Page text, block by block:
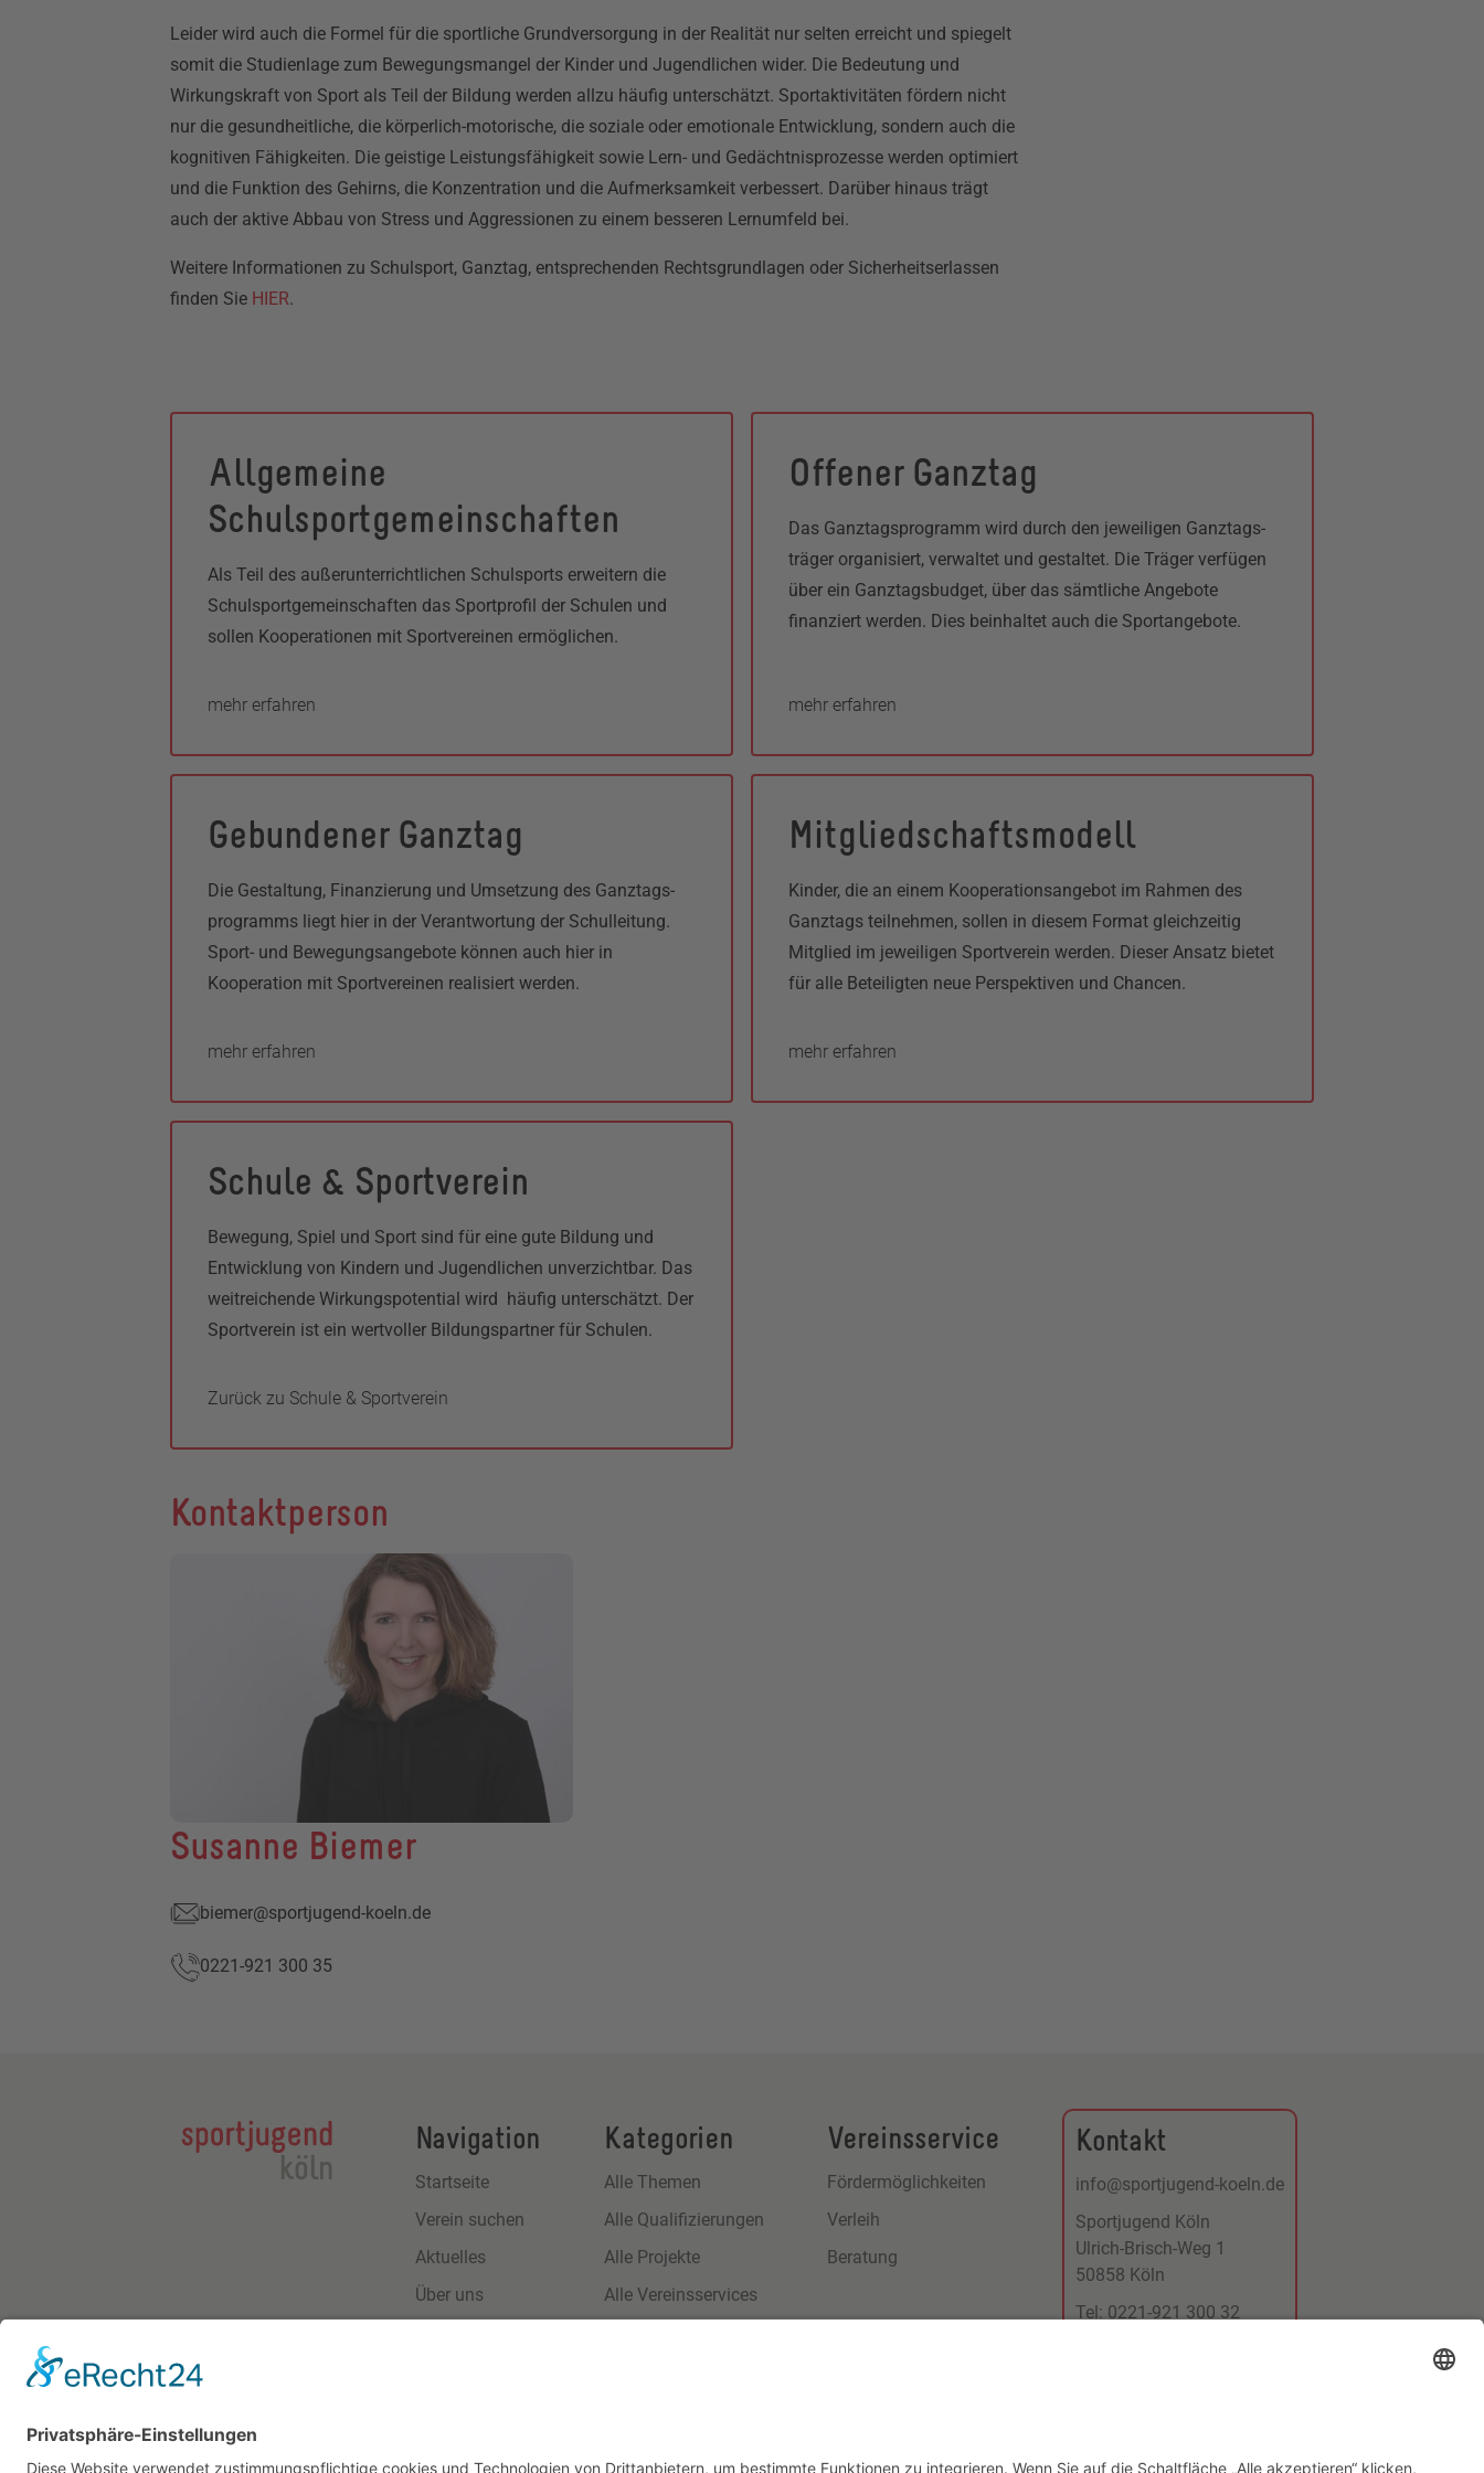
Leider wird auch die Formel für die sportliche Grundversorgung in der Realität nur selten erreicht und spiegelt
somit die Studienlage zum Bewegungsmangel der Kinder und Jugendlichen wider. Die Bedeutung und
Wirkungskraft von Sport als Teil der Bildung werden allzu häufig unterschätzt. Sportaktivitäten fördern nicht
nur die gesundheitliche, die körperlich-motorische, die soziale oder emotionale Entwicklung, sondern auch die
kognitiven Fähigkeiten. Die geistige Leistungsfähigkeit sowie Lern- und Gedächtnisprozesse werden optimiert
und die Funktion des Gehirns, die Konzentration und die Aufmerksamkeit verbessert. Darüber hinaus trägt
auch der aktive Abbau von Stress und Aggressionen zu einem besseren Lernumfeld bei.
Weitere Informationen zu Schulsport, Ganztag, entsprechenden Rechtsgrundlagen oder Sicherheitserlassen
finden Sie HIER.
Allgemeine
Schulsportgemeinschaften
Als Teil des außerunterrichtlichen Schulsports erweitern die
Schulsportgemeinschaften das Sportprofil der Schulen und
sollen Kooperationen mit Sportvereinen ermöglichen.
mehr erfahren
Offener Ganztag
Das Ganztagsprogramm wird durch den jeweiligen Ganztags-
träger organisiert, verwaltet und gestaltet. Die Träger verfügen
über ein Ganztagsbudget, über das sämtliche Angebote
finanziert werden. Dies beinhaltet auch die Sportangebote.
mehr erfahren
Gebundener Ganztag
Die Gestaltung, Finanzierung und Umsetzung des Ganztags-
programms liegt hier in der Verantwortung der Schulleitung.
Sport- und Bewegungsangebote können auch hier in
Kooperation mit Sportvereinen realisiert werden.
mehr erfahren
Mitgliedschaftsmodell
Kinder, die an einem Kooperationsangebot im Rahmen des
Ganztags teilnehmen, sollen in diesem Format gleichzeitig
Mitglied im jeweiligen Sportverein werden. Dieser Ansatz bietet
für alle Beteiligten neue Perspektiven und Chancen.
mehr erfahren
Schule & Sportverein
Bewegung, Spiel und Sport sind für eine gute Bildung und
Entwicklung von Kindern und Jugendlichen unverzichtbar. Das
weitreichende Wirkungspotential wird häufig unterschätzt. Der
Sportverein ist ein wertvoller Bildungspartner für Schulen.
Zurück zu Schule & Sportverein
Kontaktperson
Susanne Biemer
biemer@sportjugend-koeln.de
0221-921 300 35
Navigation
Startseite
Verein suchen
Aktuelles
Über uns
Kategorien
Alle Themen
Alle Qualifizierungen
Alle Projekte
Alle Vereinsservices
Vereinsservice
Fördermöglichkeiten
Verleih
Beratung
Kontakt
info@sportjugend-koeln.de
Sportjugend Köln
Ulrich-Brisch-Weg 1
50858 Köln
Tel: 0221-921 300 32